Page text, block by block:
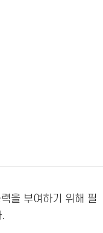
을 부여하기 위해 필